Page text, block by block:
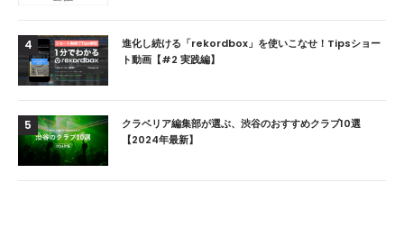
4
進化し続ける「rekordbox」を使いこなせ！Tipsショー
ト動画【#2 実践編】
5
クラベリア編集部が選ぶ、渋谷のおすすめクラブ10選
【2024年最新】